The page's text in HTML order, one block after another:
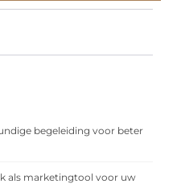
begeleiding voor beter
als marketingtool voor uw